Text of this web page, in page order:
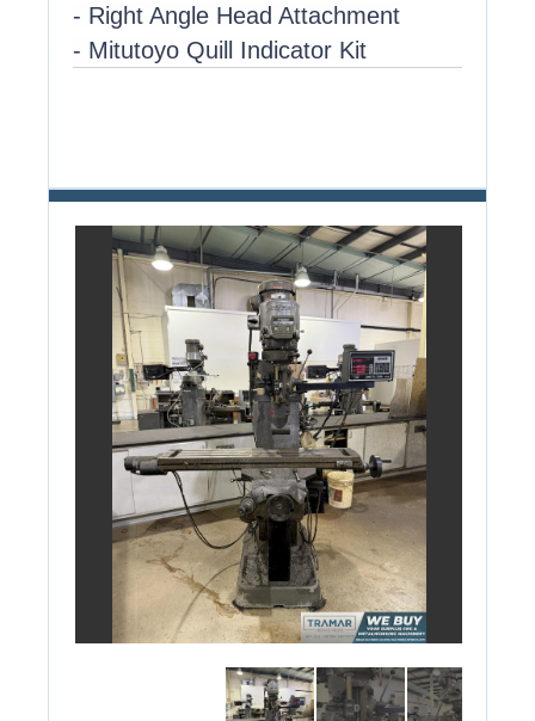
- Right Angle Head Attachment
- Mitutoyo Quill Indicator Kit